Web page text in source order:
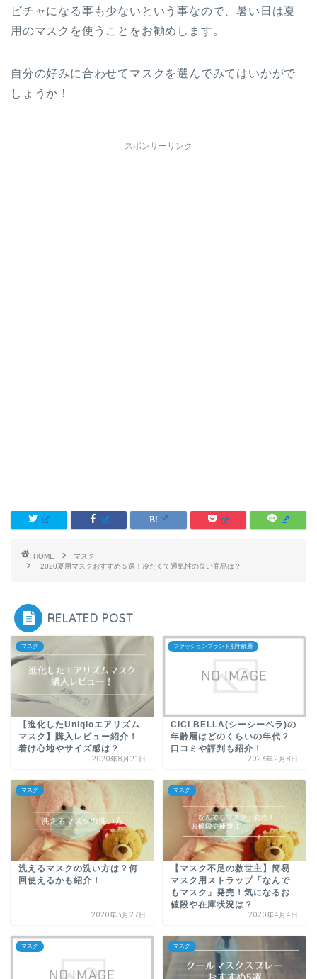
ビチャになる事も少ないという事なので、暑い日は夏
用のマスクを使うことをお勧めします。
自分の好みに合わせてマスクを選んでみてはいかがで
しょうか！
スポンサーリンク
HOME
マスク
2020夏用マスクおすすめ５選！冷たくて通気性の良い商品は？
RELATED POST
マスク
【進化したUniqloエアリズム
マスク】購入レビュー紹介！
着け心地やサイズ感は？
2020年8月21日
ファッションブランド別年齢層
CICI BELLA(シーシーベラ)の
年齢層はどのくらいの年代？
口コミや評判も紹介！
2023年2月8日
マスク
洗えるマスクの洗い方は？何
回使えるかも紹介！
2020年3月27日
マスク
【マスク不足の救世主】簡易
マスク用ストラップ「なんで
もマスク」発売！気になるお
値段や在庫状況は？
2020年4月4日
マスク マスク